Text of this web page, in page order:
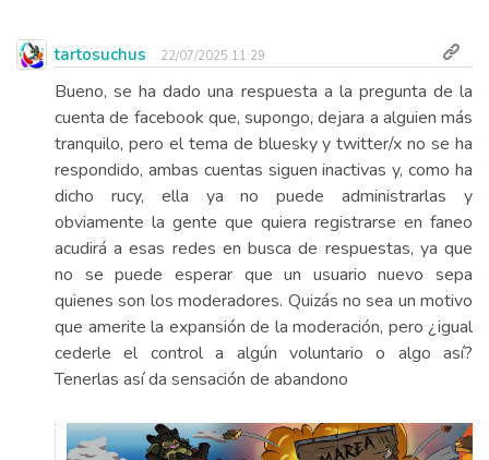
tartosuchus 22/07/2025 11:29
Bueno, se ha dado una respuesta a la pregunta de la
cuenta de facebook que, supongo, dejara a alguien más
tranquilo, pero el tema de bluesky y twitter/x no se ha
respondido, ambas cuentas siguen inactivas y, como ha
dicho rucy, ella ya no puede administrarlas y
obviamente la gente que quiera registrarse en faneo
acudirá a esas redes en busca de respuestas, ya que
no se puede esperar que un usuario nuevo sepa
quienes son los moderadores. Quizás no sea un motivo
que amerite la expansión de la moderación, pero ¿igual
cederle el control a algún voluntario o algo así?
Tenerlas así da sensación de abandono